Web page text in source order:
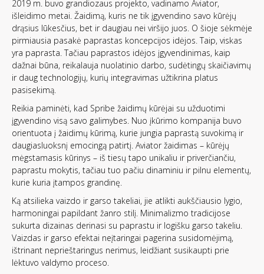
2019 m. buvo grandiozaus projekto, vadinamo Aviator,
išleidimo metai. Žaidimą, kuris ne tik įgyvendino savo kūrėjų
drąsius lūkesčius, bet ir daugiau nei viršijo juos. O šioje sėkmėje
pirmiausia pasakė paprastas koncepcijos idėjos. Taip, viskas
yra paprasta. Tačiau paprastos idėjos įgyvendinimas, kaip
dažnai būna, reikalauja nuolatinio darbo, sudėtingų skaičiavimų
ir daug technologijų, kurių integravimas užtikrina platus
pasisekimą.
Reikia paminėti, kad Spribe žaidimų kūrėjai su užduotimi
įgyvendino visą savo galimybes. Nuo įkūrimo kompanija buvo
orientuota į žaidimų kūrimą, kurie jungia paprastą suvokimą ir
daugiasluoksnį emocingą patirtį. Aviator žaidimas – kūrėjų
mėgstamasis kūrinys – iš tiesų tapo unikaliu ir priverčiančiu,
paprastu mokytis, tačiau tuo pačiu dinaminiu ir pilnu elementų,
kurie kuria įtampos grandinę.
Ką atsilieka vaizdo ir garso takeliai, jie atlikti aukščiausio lygio,
harmoningai papildant žanro stilį. Minimalizmo tradicijose
sukurta dizainas derinasi su paprastu ir logišku garso takeliu.
Vaizdas ir garso efektai neįtaringai pagerina susidomėjimą,
ištrinant neprieštaringus nerimus, leidžiant susikaupti prie
lėktuvo valdymo proceso.